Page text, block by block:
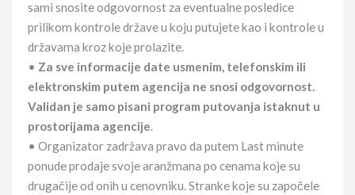
sami snosite odgovornost za eventualne posledice
prilikom kontrole države u koju putujete kao i kontrole u
državama kroz koje prolazite.
• Za sve informacije date usmenim, telefonskim ili
elektronskim putem agencija ne snosi odgovornost.
Validan je samo pisani program putovanja istaknut u
prostorijama agencije.
• Organizator zadržava pravo da putem Last minute
ponude prodaje svoje aranžmana po cenama koje su
drugačije od onih u cenovniku. Stranke koje su započele